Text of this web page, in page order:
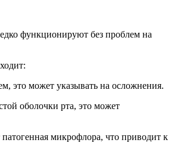
функционируют без проблем на
это может указывать на осложнения.
оболочки рта, это может
микрофлора, что приводит к